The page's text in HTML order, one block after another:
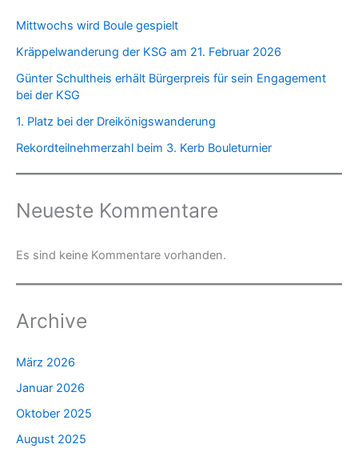
Mittwochs wird Boule gespielt
Kräppelwanderung der KSG am 21. Februar 2026
Günter Schultheis erhält Bürgerpreis für sein Engagement
bei der KSG
1. Platz bei der Dreikönigswanderung
Rekordteilnehmerzahl beim 3. Kerb Bouleturnier
Neueste Kommentare
Es sind keine Kommentare vorhanden.
Archive
März 2026
Januar 2026
Oktober 2025
August 2025